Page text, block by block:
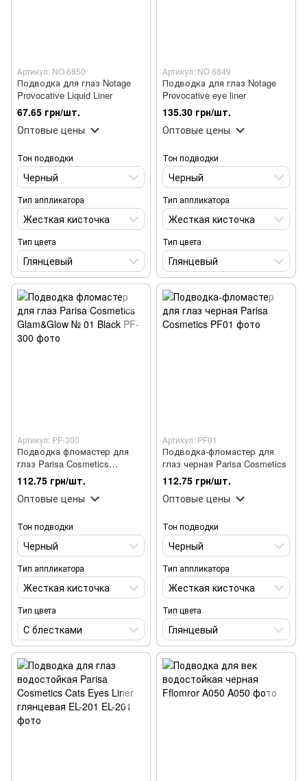
Артикул: NO 6850
Подводка для глаз Notage
Provocative Liquid Liner
67.65 грн/шт.
Оптовые цены
Тон подводки
Черный
Тип аппликатора
Жесткая кисточка
Тип цвета
Глянцевый
Артикул: NO 6849
Подводка для глаз Notage
Provocative eye liner
135.30 грн/шт.
Оптовые цены
Тон подводки
Черный
Тип аппликатора
Жесткая кисточка
Тип цвета
Глянцевый
Артикул: PF-300
Подводка фломастер для
глаз Parisa Cosmetics
Glam&Glow № 01 Black
112.75 грн/шт.
Оптовые цены
Тон подводки
Черный
Тип аппликатора
Жесткая кисточка
Тип цвета
С блестками
Артикул: PF01
Подводка-фломастер для
глаз черная Parisa Cosmetics
112.75 грн/шт.
Оптовые цены
Тон подводки
Черный
Тип аппликатора
Жесткая кисточка
Тип цвета
Глянцевый